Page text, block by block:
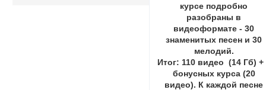
курсе подробно
разобраны в
видеоформате - 30
знаменитых песен и 30
мелодий.
Итог: 110 видео (14 Гб) +
бонусных курса (20
видео). К каждой песне